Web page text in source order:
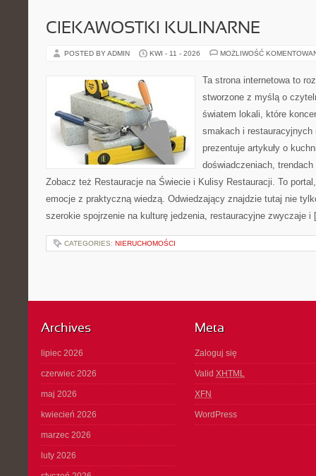
CIEKAWOSTKI KULINARNE
POSTED BY ADMIN KWI - 11 - 2026 MOŻLIWOŚĆ
Ta strona internetowa to
stworzone z myślą o
światem lokali, które
smakach i restauracyjnych
prezentuje artykuły o
doświadczeniach,
Zobacz też Restauracje na Świecie i Kulisy Restauracji. To
emocje z praktyczną wiedzą. Odwiedzający znajdzie tutaj nie
szerokie spojrzenie na kulturę jedzenia, restauracyjne zwyczaje
CATEGORIES: NIERUCHOMOŚCI
Archives
lipiec 2026
czerwiec 2026
maj 2026
kwiecień 2026
marzec 2026
luty 2026
Meta
Zaloguj się
Valid XHTML
XFN
WordPress